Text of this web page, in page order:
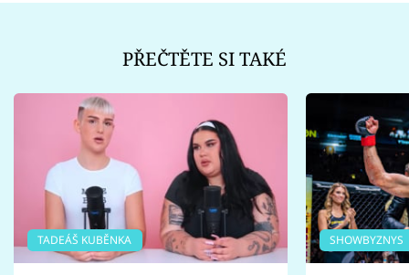
PŘEČTĚTE SI TAKÉ
TADEÁŠ KUBĚNKA SHOWBYZNYS